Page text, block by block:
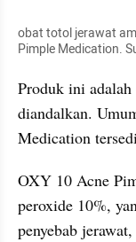
obat totol jerawat
Pimple Medication.
Produk ini
diandalkan.
Medication
OXY 10 Acne
peroxide 10%,
penyebab